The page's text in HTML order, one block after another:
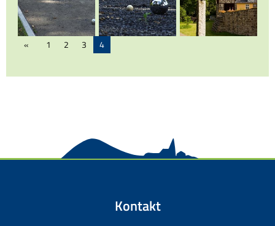
1 2 3 4
Kontakt